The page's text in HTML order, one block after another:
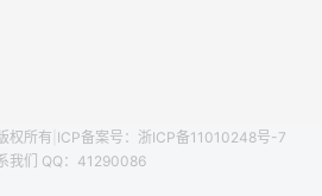
权所有 ICP备案号：浙ICP备11010248号-7
我们 QQ：41290086